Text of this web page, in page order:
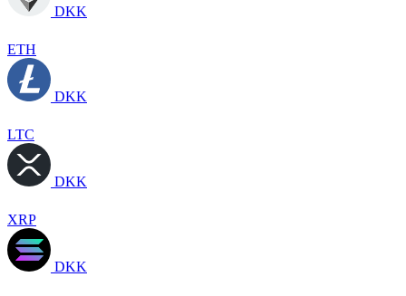
DKK
ETH
DKK
LTC
DKK
XRP
DKK